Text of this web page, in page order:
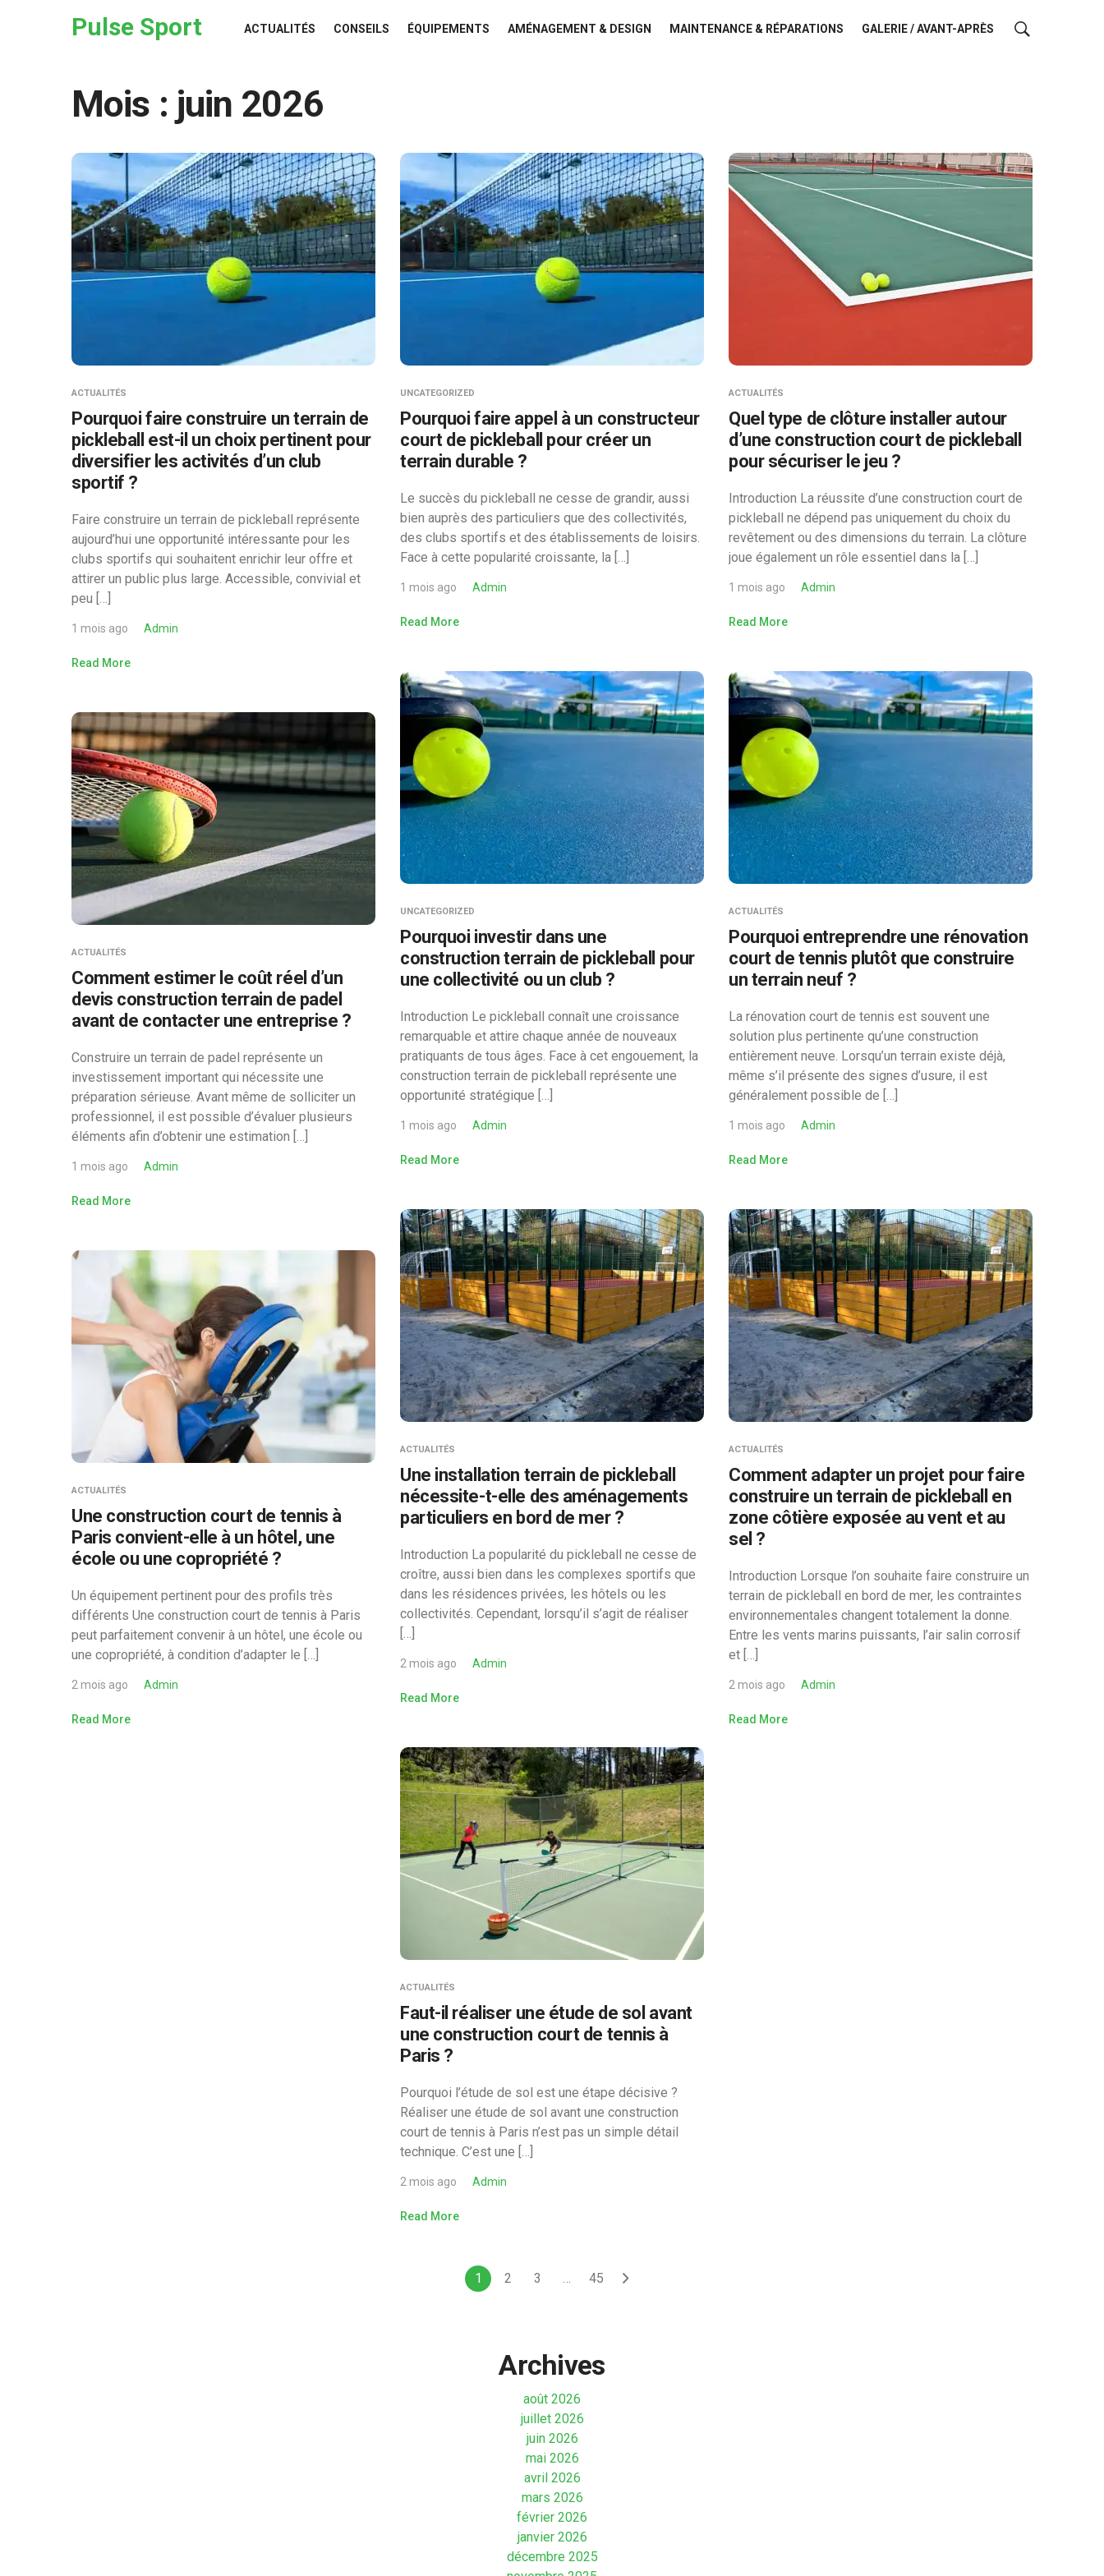
Pulse Sport ACTUALITÉS CONSEILS ÉQUIPEMENTS AMÉNAGEMENT & DESIGN MAINTENANCE & RÉPARATIONS GALERIE / AVANT-APRÈS
Mois : juin 2026
ACTUALITÉS
Pourquoi faire construire un terrain de
pickleball est-il un choix pertinent pour
diversifier les activités d’un club
sportif ?
Faire construire un terrain de pickleball représente
aujourd’hui une opportunité intéressante pour les
clubs sportifs qui souhaitent enrichir leur offre et
attirer un public plus large. Accessible, convivial et
peu […]
1 mois ago Admin
Read More
UNCATEGORIZED
Pourquoi faire appel à un constructeur
court de pickleball pour créer un
terrain durable ?
Le succès du pickleball ne cesse de grandir, aussi
bien auprès des particuliers que des collectivités,
des clubs sportifs et des établissements de loisirs.
Face à cette popularité croissante, la […]
1 mois ago Admin
Read More
ACTUALITÉS
Quel type de clôture installer autour
d’une construction court de pickleball
pour sécuriser le jeu ?
Introduction La réussite d’une construction court de
pickleball ne dépend pas uniquement du choix du
revêtement ou des dimensions du terrain. La clôture
joue également un rôle essentiel dans la […]
1 mois ago Admin
Read More
UNCATEGORIZED
Pourquoi investir dans une
construction terrain de pickleball pour
une collectivité ou un club ?
Introduction Le pickleball connaît une croissance
remarquable et attire chaque année de nouveaux
pratiquants de tous âges. Face à cet engouement, la
construction terrain de pickleball représente une
opportunité stratégique […]
1 mois ago Admin
Read More
ACTUALITÉS
Pourquoi entreprendre une rénovation
court de tennis plutôt que construire
un terrain neuf ?
La rénovation court de tennis est souvent une
solution plus pertinente qu’une construction
entièrement neuve. Lorsqu’un terrain existe déjà,
même s’il présente des signes d’usure, il est
généralement possible de […]
1 mois ago Admin
Read More
ACTUALITÉS
Comment estimer le coût réel d’un
devis construction terrain de padel
avant de contacter une entreprise ?
Construire un terrain de padel représente un
investissement important qui nécessite une
préparation sérieuse. Avant même de solliciter un
professionnel, il est possible d’évaluer plusieurs
éléments afin d’obtenir une estimation […]
1 mois ago Admin
Read More
ACTUALITÉS
Une installation terrain de pickleball
nécessite-t-elle des aménagements
particuliers en bord de mer ?
Introduction La popularité du pickleball ne cesse de
croître, aussi bien dans les complexes sportifs que
dans les résidences privées, les hôtels ou les
collectivités. Cependant, lorsqu’il s’agit de réaliser
[…]
2 mois ago Admin
Read More
ACTUALITÉS
Comment adapter un projet pour faire
construire un terrain de pickleball en
zone côtière exposée au vent et au
sel ?
Introduction Lorsque l’on souhaite faire construire un
terrain de pickleball en bord de mer, les contraintes
environnementales changent totalement la donne.
Entre les vents marins puissants, l’air salin corrosif
et […]
2 mois ago Admin
Read More
ACTUALITÉS
Une construction court de tennis à
Paris convient-elle à un hôtel, une
école ou une copropriété ?
Un équipement pertinent pour des profils très
différents Une construction court de tennis à Paris
peut parfaitement convenir à un hôtel, une école ou
une copropriété, à condition d’adapter le […]
2 mois ago Admin
Read More
ACTUALITÉS
Faut-il réaliser une étude de sol avant
une construction court de tennis à
Paris ?
Pourquoi l’étude de sol est une étape décisive ?
Réaliser une étude de sol avant une construction
court de tennis à Paris n’est pas un simple détail
technique. C’est une […]
2 mois ago Admin
Read More
1 2 3 … 45
Archives
août 2026
juillet 2026
juin 2026
mai 2026
avril 2026
mars 2026
février 2026
janvier 2026
décembre 2025